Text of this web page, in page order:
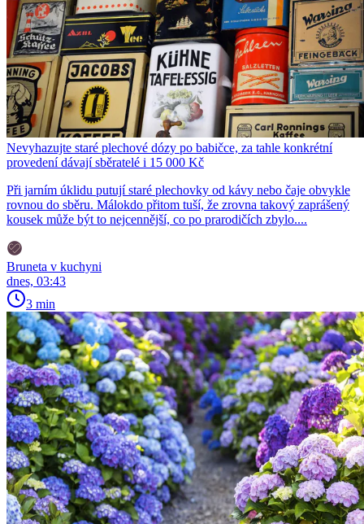
Nevyhazujte staré plechové dózy po babičce, za tahle konkrétní
provedení dávají sběratelé i 15 000 Kč
Při jarním úklidu putují staré plechovky od kávy nebo čaje obvykle
rovnou do sběru. Málokdo přitom tuší, že zrovna takový zaprášený
kousek může být to nejcennější, co po prarodičích zbylo....
Bruneta v kuchyni
dnes, 03:43
3 min